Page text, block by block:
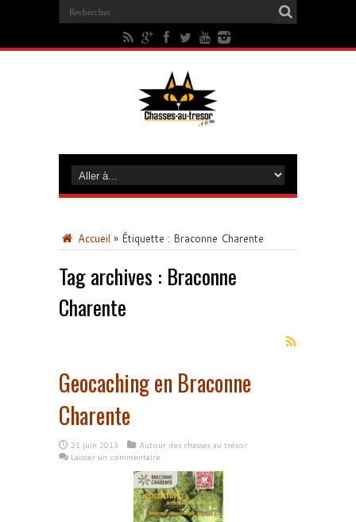
Accueil » Étiquette : Braconne Charente
Tag archives : Braconne
Charente
Geocaching en Braconne
Charente
21 juin 2013
Autour des chasses au trésor
Laisser un commentaire